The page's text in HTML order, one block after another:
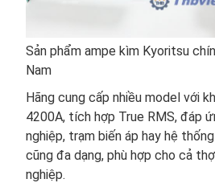
Sản phẩm ampe kìm Kyoritsu
Nam
Hãng cung cấp nhiều model với
4200A, tích hợp True RMS, đáp
nghiệp, trạm biến áp hay hệ
cũng đa dạng, phù hợp cho cả
nghiệp.